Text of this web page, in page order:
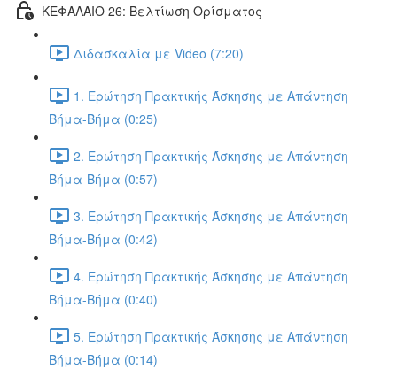
ΚΕΦΑΛΑΙΟ 26: Βελτίωση Ορίσματος
Διδασκαλία με Video (7:20)
1. Ερώτηση Πρακτικής Άσκησης με Απάντηση
Βήμα-Βήμα (0:25)
2. Ερώτηση Πρακτικής Άσκησης με Απάντηση
Βήμα-Βήμα (0:57)
3. Ερώτηση Πρακτικής Άσκησης με Απάντηση
Βήμα-Βήμα (0:42)
4. Ερώτηση Πρακτικής Άσκησης με Απάντηση
Βήμα-Βήμα (0:40)
5. Ερώτηση Πρακτικής Άσκησης με Απάντηση
Βήμα-Βήμα (0:14)